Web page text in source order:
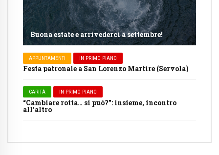
Buona estate e arrivederci a settembre!
APPUNTAMENTI IN PRIMO PIANO
Festa patronale a San Lorenzo Martire (Servola)
CARITÀ IN PRIMO PIANO
“Cambiare rotta… si può?”: insieme, incontro
all’altro